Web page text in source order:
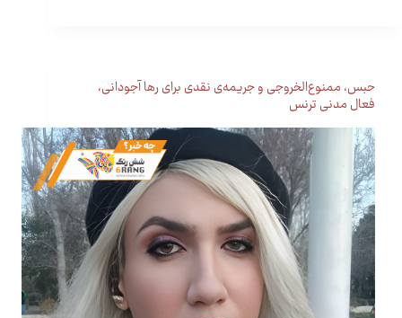
حبس، ممنوع‌الخروجی و جریمه‌ی نقدی برای رها آجودانی،
فعال مدنی ترنس